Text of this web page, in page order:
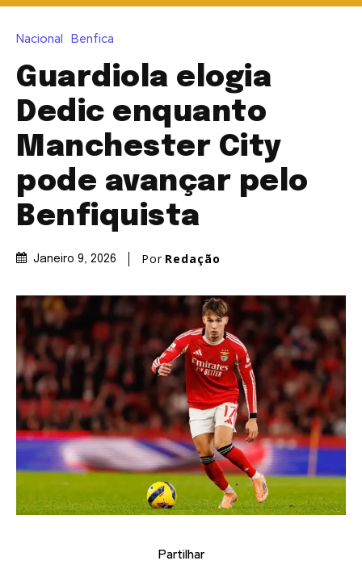
Nacional Benfica
Guardiola elogia
Dedic enquanto
Manchester City
pode avançar pelo
Benfiquista
Janeiro 9, 2026 Por Redação
Partilhar